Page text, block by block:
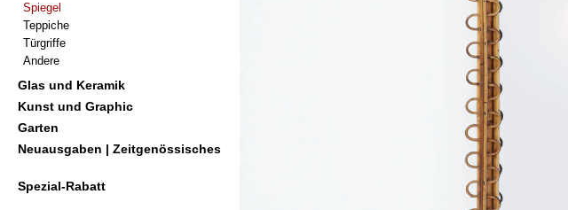
Spiegel
Teppiche
Türgriffe
Andere
Glas und Keramik
Kunst und Graphic
Garten
Neuausgaben | Zeitgenössisches
Spezial-Rabatt